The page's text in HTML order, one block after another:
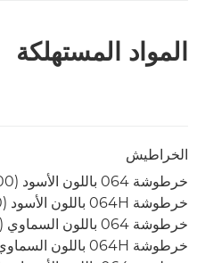
المواد المستهلكة
الخراطيش
خرطوشة 064 باللون الأسود (6000 صفحة *)**
خرطوشة 064H باللون الأسود (13400 صفحة *)**
خرطوشة 064 باللون السماوي (5000 صفحة *)**
خرطوشة 064H باللون السماوي (10400 صفحة *)**